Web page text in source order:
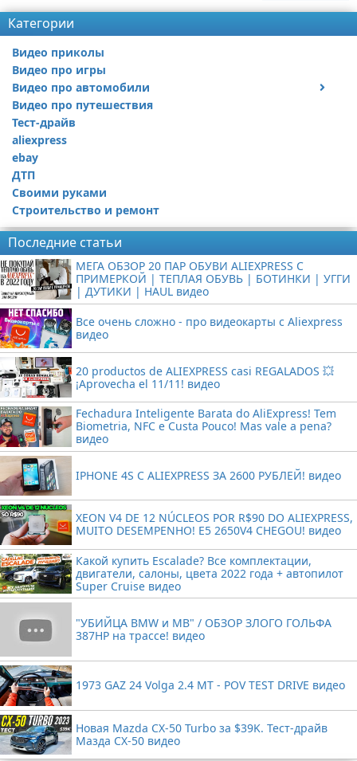
Категории
Видео приколы
Видео про игры
Видео про автомобили
Ремонт автомобиля
Видео про путешествия
Тест-драйв
aliexpress
ebay
ДТП
Своими руками
Строительство и ремонт
Последние статьи
МЕГА ОБЗОР 20 ПАР ОБУВИ ALIEXPRESS С
ПРИМЕРКОЙ | ТЕПЛАЯ ОБУВЬ | БОТИНКИ | УГГИ
| ДУТИКИ | HAUL видео
Все очень сложно - про видеокарты с Aliexpress
видео
20 productos de ALIEXPRESS casi REGALADOS 💥
¡Aprovecha el 11/11! видео
Fechadura Inteligente Barata do AliExpress! Tem
Biometria, NFC e Custa Pouco! Mas vale a pena?
видео
IPHONE 4S С ALIEXPRESS ЗА 2600 РУБЛЕЙ! видео
XEON V4 DE 12 NÚCLEOS POR R$90 DO ALIEXPRESS,
MUITO DESEMPENHO! E5 2650V4 CHEGOU! видео
Какой купить Escalade? Все комплектации,
двигатели, салоны, цвета 2022 года + автопилот
Super Cruise видео
"УБИЙЦА BMW и MB" / ОБЗОР ЗЛОГО ГОЛЬФА
387HP на трассе! видео
1973 GAZ 24 Volga 2.4 MT - POV TEST DRIVE видео
Новая Mazda CX-50 Turbo за $39K. Тест-драйв
Мазда CX-50 видео